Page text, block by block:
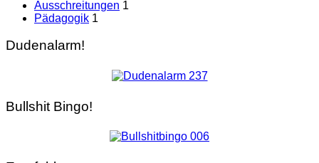
Ausschreitungen 1
Pädagogik 1
Dudenalarm!
Bullshit Bingo!